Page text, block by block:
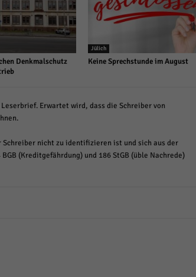
Denkmalschutz
Jülich
Keine Sprechstunde im August
Erwartet wird, dass die Schreiber von
nicht zu identifizieren ist und sich aus der
(Kreditgefährdung) und 186 StGB (üble Nachrede)